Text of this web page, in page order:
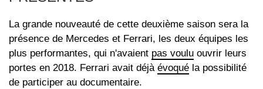
La grande nouveauté de cette deuxième saison sera la
présence de Mercedes et Ferrari, les deux équipes les
plus performantes, qui n'avaient pas voulu ouvrir leurs
portes en 2018. Ferrari avait déjà évoqué la possibilité
de participer au documentaire.